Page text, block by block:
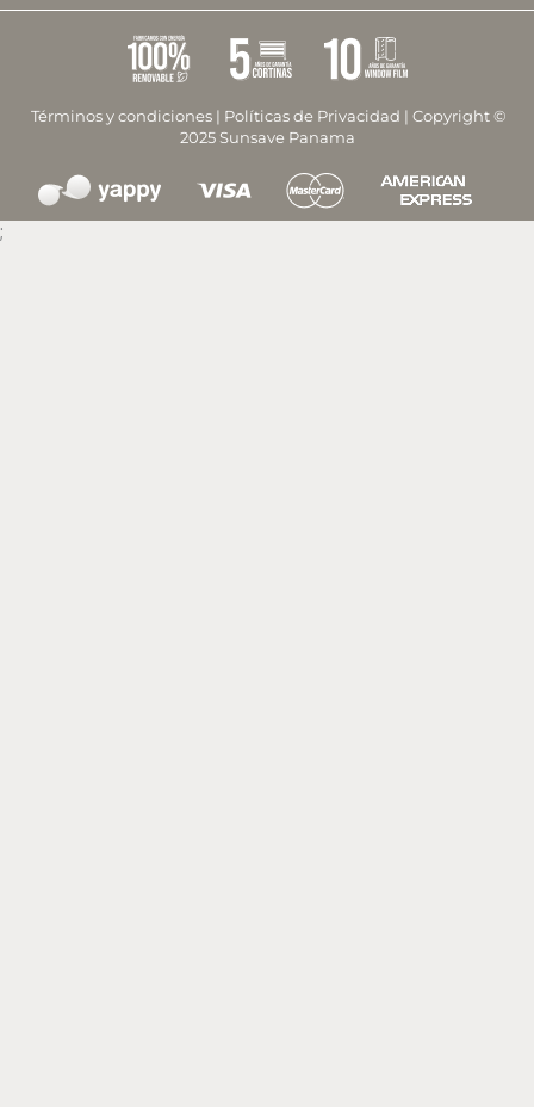
Términos y condiciones | Políticas de Privacidad | Copyright ©
2025 Sunsave Panama
;